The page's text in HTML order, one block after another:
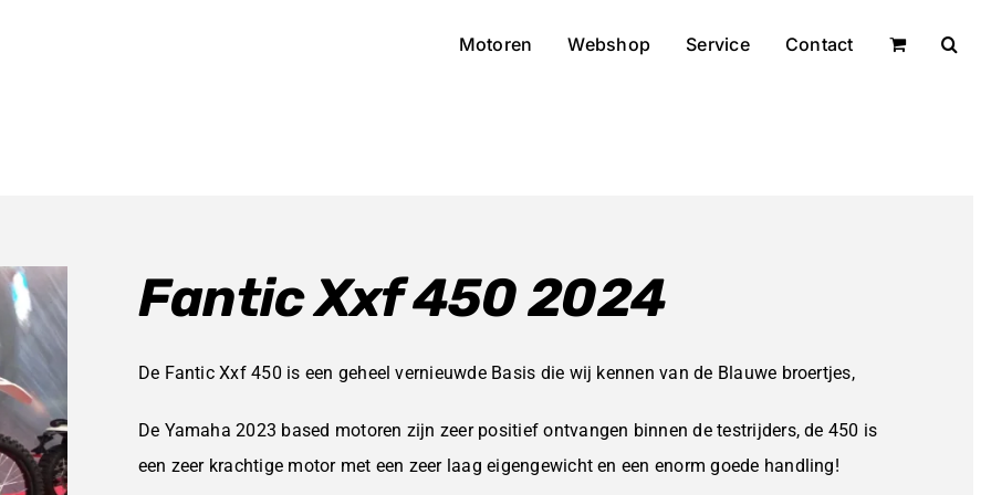
Motoren Webshop Service Contact
Fantic Xxf 450 2024
De Fantic Xxf 450 is een geheel vernieuwde Basis die wij kennen van de Blauwe broertjes,
De Yamaha 2023 based motoren zijn zeer positief ontvangen binnen de testrijders, de 450 is
een zeer krachtige motor met een zeer laag eigengewicht en een enorm goede handling!